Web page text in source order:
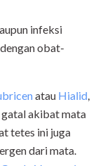
infeksi
obat-
atau Hialid,
gatal akibat mata
tetes ini juga
dari mata.